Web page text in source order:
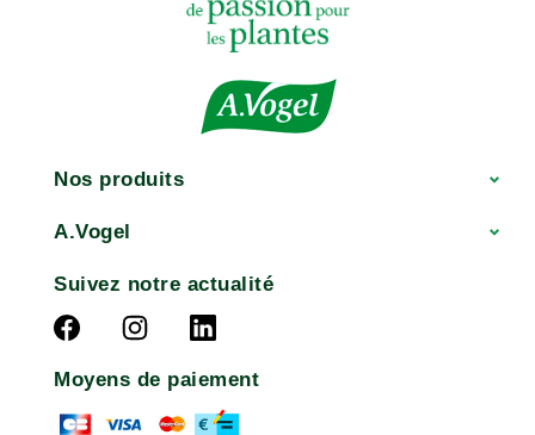
Nos produits
A.Vogel
Suivez notre actualité
Moyens de paiement